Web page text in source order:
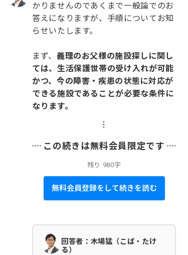
かりませんのであくまで一般論でのお
答えになりますが、手順についてお知
らせいたします。
まず、 義理のお父様の施設探しに関し
ては、生活保護世帯の受け入れが可能
かつ、今の障害・疾患の状態に対応が
できる施設であることが必要な条件に
なります。
この続きは無料会員限定です
残り 980字
無料会員登録をして続きを読む
回答者：木場猛（こば・たけ
る）